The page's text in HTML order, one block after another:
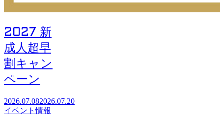
2027 新
成人超早
割キャン
ペーン
2026.07.082026.07.20
イベント情報